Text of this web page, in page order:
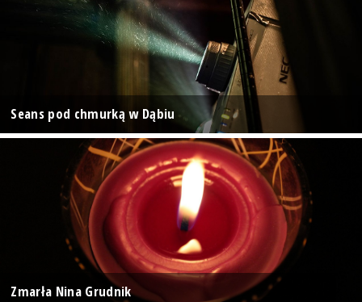
Seans pod chmurką w Dąbiu
Zmarła Nina Grudnik